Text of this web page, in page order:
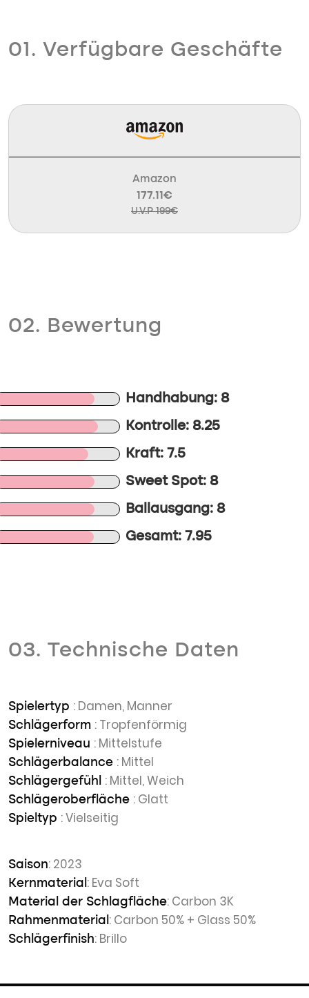
01. Verfügbare Geschäfte
Amazon
177.11€
U.V.P 199€
02. Bewertung
Handhabung: 8
Kontrolle: 8.25
Kraft: 7.5
Sweet Spot: 8
Ballausgang: 8
Gesamt: 7.95
03. Technische Daten
Spielertyp : Damen, Manner
Schlägerform : Tropfenförmig
Spielerniveau : Mittelstufe
Schlägerbalance : Mittel
Schlägergefühl : Mittel, Weich
Schlägeroberfläche : Glatt
Spieltyp : Vielseitig
Saison: 2023
Kernmaterial : Eva Soft
Material der Schlagfläche: Carbon 3K
Rahmenmaterial : Carbon 50% + Glass 50%
Schlägerfinish: Brillo